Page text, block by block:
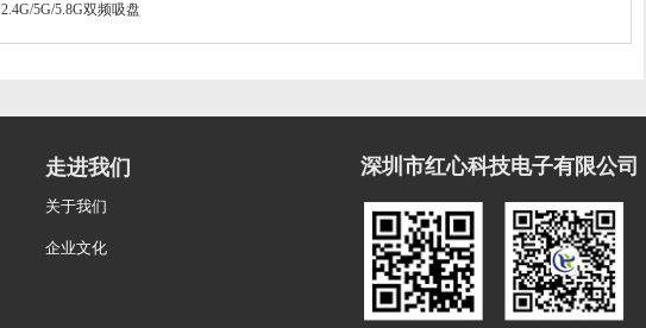
2.4G/5G/5.8G双频吸盘
走进我们
关于我们
企业文化
深圳市红心科技电子有限公司